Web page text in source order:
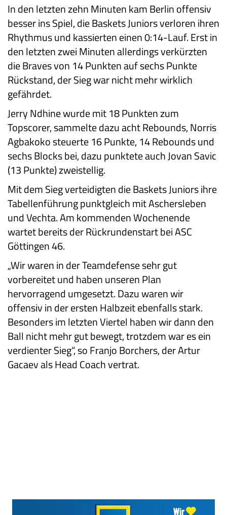
In den letzten zehn Minuten kam Berlin offensiv
besser ins Spiel, die Baskets Juniors verloren ihren
Rhythmus und kassierten einen 0:14-Lauf. Erst in
den letzten zwei Minuten allerdings verkürzten
die Braves von 14 Punkten auf sechs Punkte
Rückstand, der Sieg war nicht mehr wirklich
gefährdet.
Jerry Ndhine wurde mit 18 Punkten zum
Topscorer, sammelte dazu acht Rebounds, Norris
Agbakoko steuerte 16 Punkte, 14 Rebounds und
sechs Blocks bei, dazu punktete auch Jovan Savic
(13 Punkte) zweistellig.
Mit dem Sieg verteidigten die Baskets Juniors ihre
Tabellenführung punktgleich mit Aschersleben
und Vechta. Am kommenden Wochenende
wartet bereits der Rückrundenstart bei ASC
Göttingen 46.
„Wir waren in der Teamdefense sehr gut
vorbereitet und haben unseren Plan
hervorragend umgesetzt. Dazu waren wir
offensiv in der ersten Halbzeit ebenfalls stark.
Besonders im letzten Viertel haben wir dann den
Ball nicht mehr gut bewegt, trotzdem war es ein
verdienter Sieg“, so Franjo Borchers, der Artur
Gacaev als Head Coach vertrat.